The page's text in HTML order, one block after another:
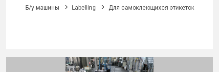
Б/у машины Labelling Для самоклеющихся этикеток